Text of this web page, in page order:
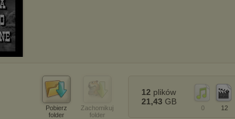
Pobierz
folder
Zachomikuj
folder
12
0
12 plików
21,43 GB